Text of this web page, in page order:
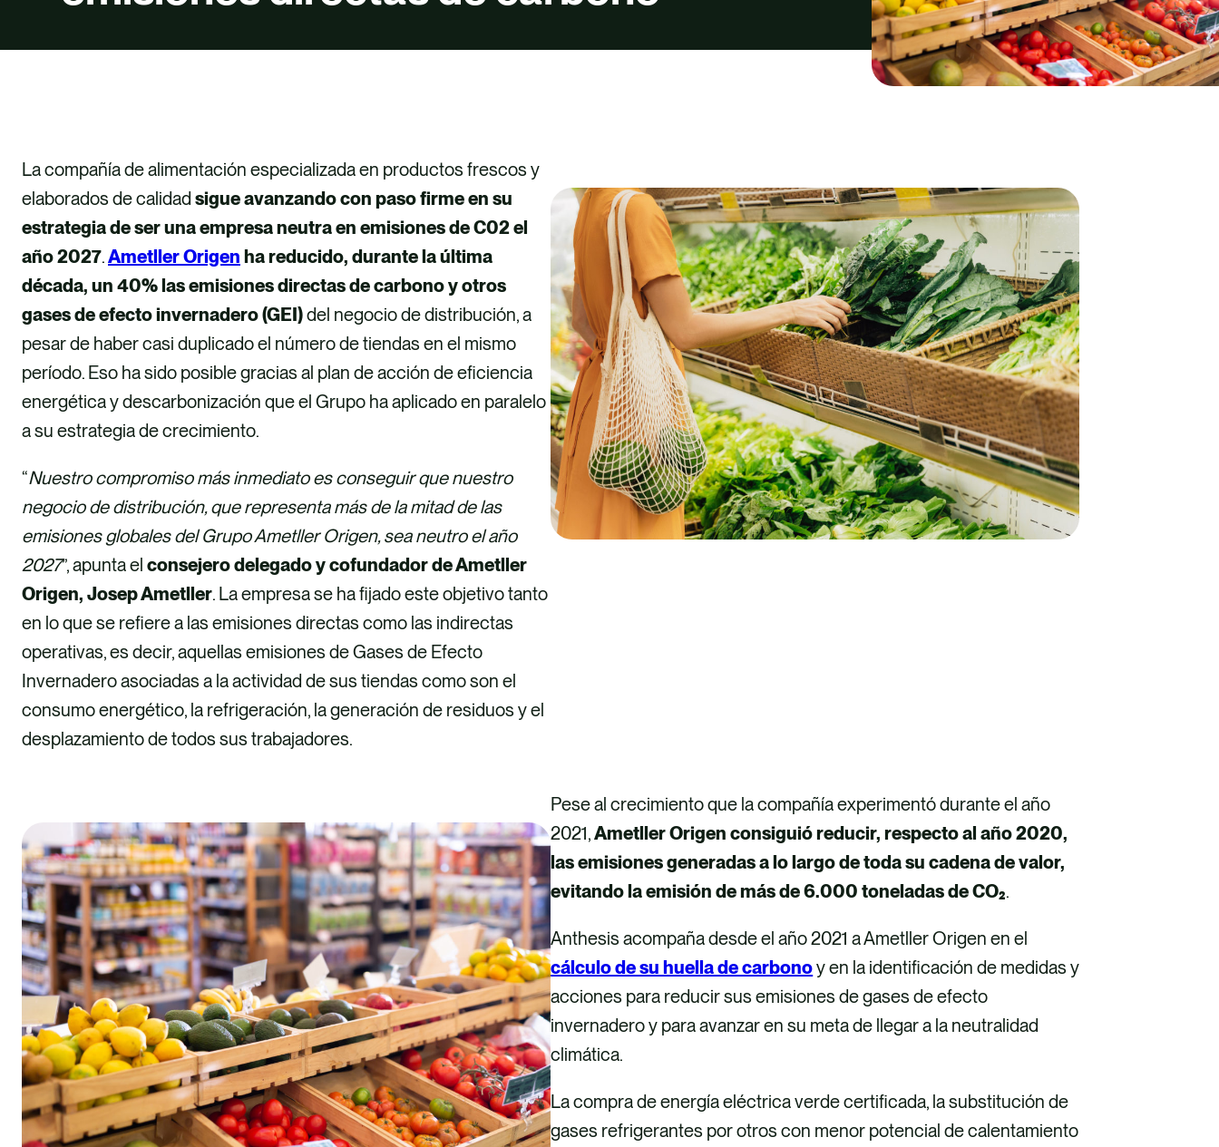
La compañía de alimentación especializada en productos frescos y
elaborados de calidad sigue avanzando con paso firme en su
estrategia de ser una empresa neutra en emisiones de C02 el
año 2027.Ametller Origen ha reducido, durante la última
década, un 40% las emisiones directas de carbono y otros
gases de efecto invernadero (GEI)del negocio de distribución, a
pesar de haber casi duplicado el número de tiendas en el mismo
período. Eso ha sido posible gracias al plan de acción de eficiencia
energética y descarbonización que el Grupo ha aplicado en paralelo
a su estrategia de crecimiento.
“Nuestro compromiso más inmediato es conseguir que nuestro
negocio de distribución, que representa más de la mitad de las
emisiones globales del Grupo Ametller Origen, sea neutro el año
2027”, apunta el consejero delegado y cofundador de Ametller
Origen, Josep Ametller. La empresa se ha fijado este objetivo tanto
en lo que se refiere a las emisiones directas como las indirectas
operativas, es decir, aquellas emisiones de Gases de Efecto
Invernadero asociadas a la actividad de sus tiendas como son el
consumo energético, la refrigeración, la generación de residuos y el
desplazamiento de todos sus trabajadores.
Pese al crecimiento que la compañía experimentó durante el año
2021,Ametller Origen consiguió reducir, respecto al año 2020,
las emisiones generadas a lo largo de toda su cadena de valor,
evitando la emisión de más de 6.000 toneladas de CO₂.
Anthesis acompaña desde el año 2021 a Ametller Origen en el
cálculo de su huella de carbonoy en la identificación de medidas y
acciones para reducir sus emisiones de gases de efecto
invernadero y para avanzar en su meta de llegar a la neutralidad
climática.
La compra de energía eléctrica verde certificada, la substitución de
gases refrigerantes por otros con menor potencial de calentamiento